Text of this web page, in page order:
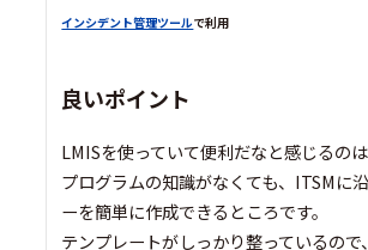
インシデント管理ツールで利用
良いポイント
LMISを使っていて便利だなと感じるのは
プログラムの知識がなくても、ITSMに
ーを簡単に作成できるところです。
テンプレートがしっかり整っているので